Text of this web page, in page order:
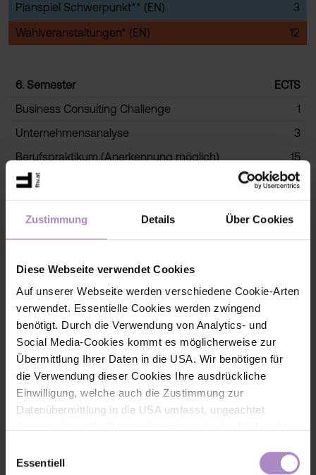
Zustimmung Details Über Cookies
Diese Webseite verwendet Cookies
Auf unserer Webseite werden verschiedene Cookie-Arten
verwendet. Essentielle Cookies werden zwingend
benötigt. Durch die Verwendung von Analytics- und
Social Media-Cookies kommt es möglicherweise zur
Übermittlung Ihrer Daten in die USA. Wir benötigen für
die Verwendung dieser Cookies Ihre ausdrückliche
Einwilligung, welche auch die Zustimmung zur
Datenübermittlung in die USA umfasst, ungeachtet
für die Rechte und Freiheiten der betroffenen Personen
Essentiell
Planspiel Schwerpunkt** (EN)
3
Wahlveranstaltungen* (EN)
12
6. Semester
ECTS
Business Consulting Challenge
1
Unternehmensanalyse
3
Berufspraktikum (Anerkennung möglich)
15
Bachelorarbeit
9
Bachelorprüfung
2
Accounting and Finance | Marketing and Sales | Supply Chain Management | Human
*Wahlveranstaltungen:
Beispiele speziell angebotener Wahlfächer siehe "Studieninhalte im Detail".
Karrierechancen nach dem Studium
Mit dem Studium der Internationalen Betriebswirtschaftslehre
stehen dir vielfältige berufliche Perspektiven offen – in Industrie,
Finanzwesen, Dienstleistung, Handel, Gewerbe oder im
Controlling
und Finanzmanagement, Human Resource Management,